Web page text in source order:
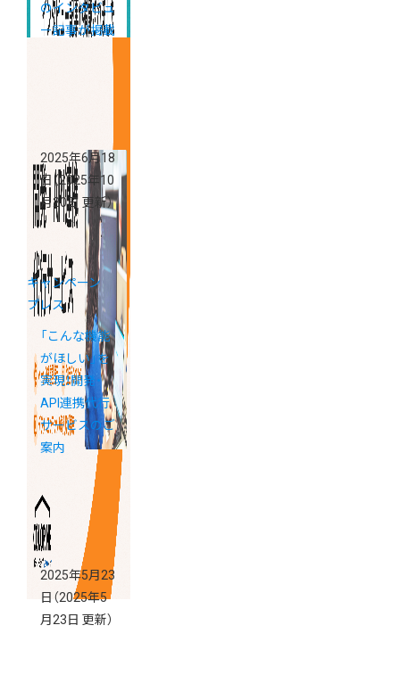
のインタビュ
ー記事が掲載
2025年6月18
日 （2025年10
月20日 更新）
キャンペーン
プレス
「こんな機能
がほしい」を
実現！開発・
API連携代行
サービスのご
案内
2025年5月23
日 （2025年5
月23日 更新）